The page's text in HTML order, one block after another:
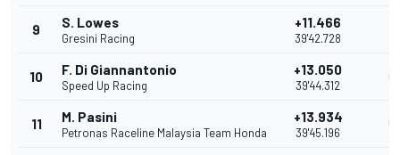
9 S. Lowes
Gresini Racing
+11.466
39'42.728
10 F. Di Giannantonio
Speed Up Racing
+13.050
39'44.312
6
11 M. Pasini
Petronas Raceline Malaysia Team Honda
+13.934
39'45.196
5